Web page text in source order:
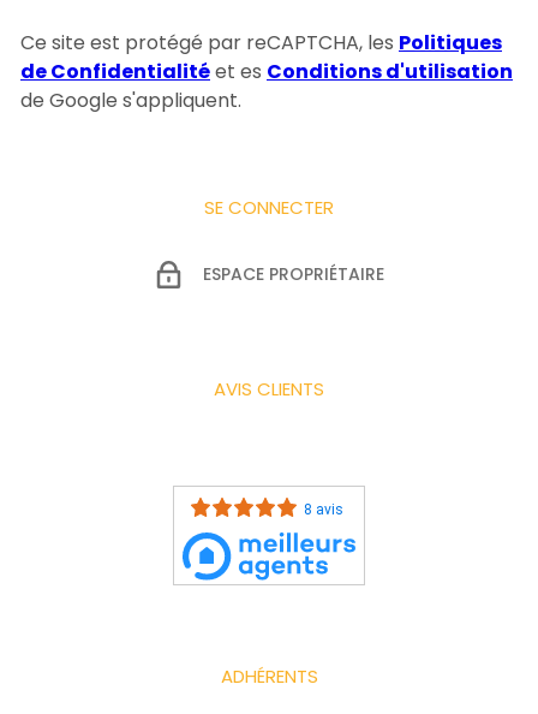
Ce site est protégé par reCAPTCHA, les Politiques
de Confidentialitéet es Conditions d'utilisation
de Google s'appliquent.
SE CONNECTER
ESPACE PROPRIÉTAIRE
AVIS CLIENTS
8 avis
ADHÉRENTS